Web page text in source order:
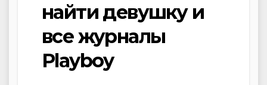
найти девушку и
все журналы
Playboy